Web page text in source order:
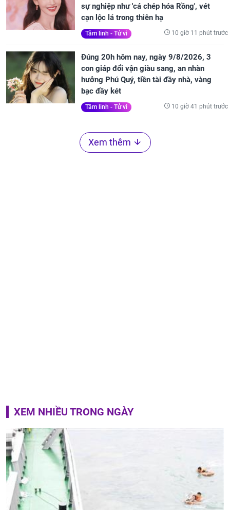
sự nghiệp như 'cá chép hóa Rồng', vét
cạn lộc lá trong thiên hạ
Tâm linh - Tử vi 10 giờ 11 phút trước
Đúng 20h hôm nay, ngày 9/8/2026, 3
con giáp đổi vận giàu sang, an nhàn
hưởng Phú Quý, tiền tài đầy nhà, vàng
bạc đầy két
Tâm linh - Tử vi 10 giờ 41 phút trước
Xem thêm
XEM NHIỀU TRONG NGÀY